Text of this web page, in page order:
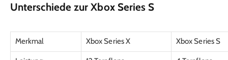
Unterschiede zur Xbox Series S
Merkmal Xbox Series X Xbox Series S